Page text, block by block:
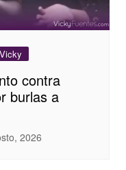
contra
burlas a
2026